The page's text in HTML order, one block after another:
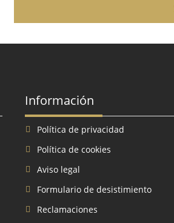
Información
Política de privacidad
Política de cookies
Aviso legal
Formulario de desistimiento
Reclamaciones